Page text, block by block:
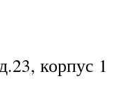
корпус 1